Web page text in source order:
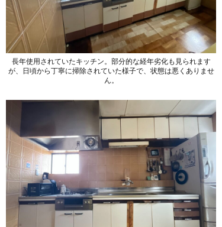
長年使用されていたキッチン。部分的な経年劣化も見られます
が、日頃から丁寧に掃除されていた様子で、状態は悪くありませ
ん。